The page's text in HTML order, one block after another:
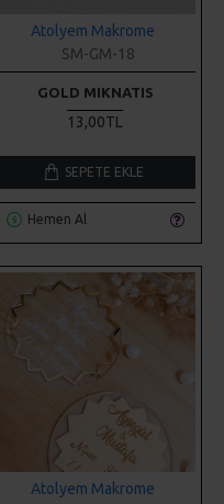
GOLD MIKNATIS
13,00TL
Hemen Al
Atolyem Makrome
SM-HNM-10
HEDIYELIK PLEKSI MAGNET